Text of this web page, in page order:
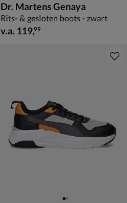
Dr. Martens Genaya
Rits- & gesloten boots - zwart
vanaf € 119,99
v.a. 119,99